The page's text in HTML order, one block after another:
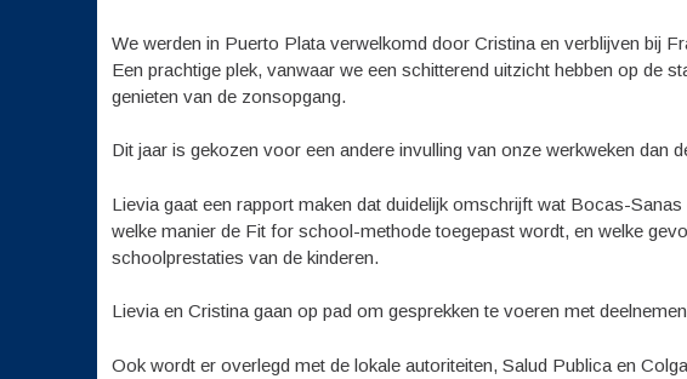
We werden in Puerto Plata verwelkomd door Cristina en verblijven bij
Een prachtige plek, vanwaar we een schitterend uitzicht hebben op de
genieten van de zonsopgang.
Dit jaar is gekozen voor een andere invulling van onze werkweken dan
Lievia gaat een rapport maken dat duidelijk omschrijft wat Bocas-
welke manier de Fit for school-methode toegepast wordt, en welke
schoolprestaties van de kinderen.
Lievia en Cristina gaan op pad om gesprekken te voeren met
Ook wordt er overlegd met de lokale autoriteiten, Salud Publica en